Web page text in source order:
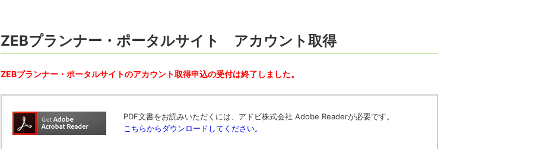
ZEBプランナー・ポータルサイト アカウント取得
ZEBプランナー・ポータルサイトのアカウント取得申込の受付は終了しました。
PDF文書をお読みいただくには、アドビ株式会社 Adobe Readerが必要です。
こちらからダウンロードしてください。